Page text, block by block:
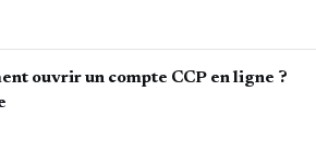
ouvrir un compte CCP en ligne ?